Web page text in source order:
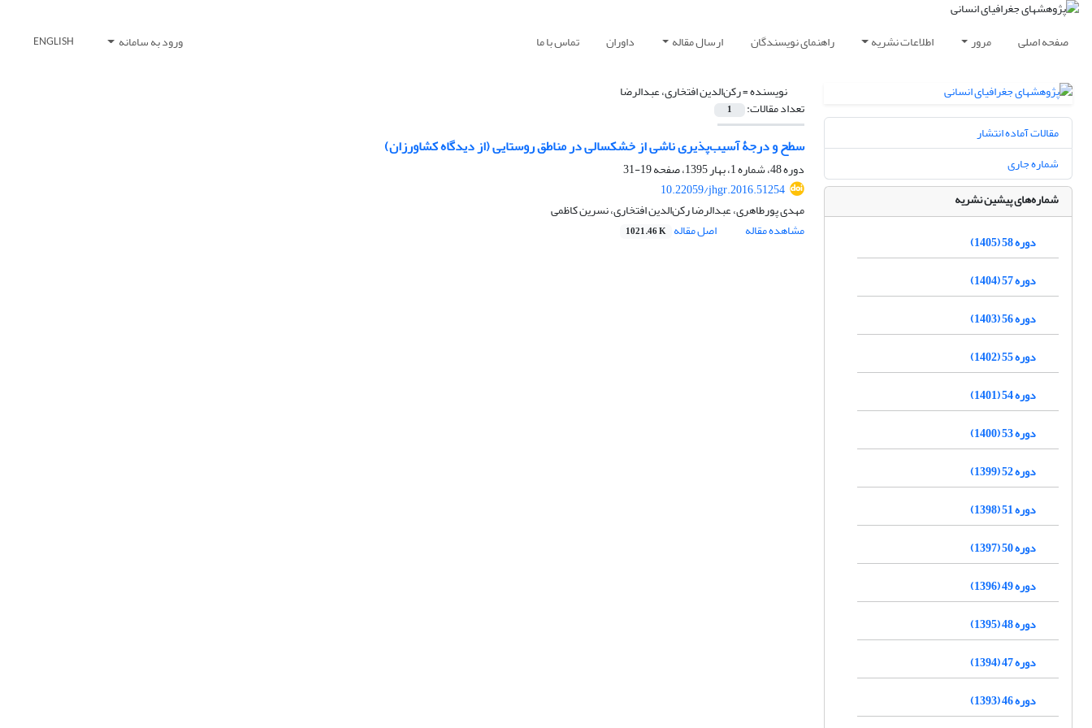
صفحه اصلی مرور اطلاعات نشریه راهنمای نویسندگان ارسال مقاله داوران تماس با ما ورود به سامانه ENGLISH
نویسنده =رکن‌الدین افتخاری، عبدالرضا
تعداد مقالات: 1
سطح و درجۀ آسیب‌پذیری ناشی از خشکسالی در مناطق روستایی (از دیدگاه کشاورزان)
دوره 48، شماره 1، بهار 1395، صفحه
19-31
10.22059/jhgr.2016.51254
مهدی پورطاهری، عبدالرضا رکن‌الدین افتخاری، نسرین کاظمی
مشاهده مقاله
اصل مقاله 1021.46 K
مقالات آماده انتشار
شماره جاری
شماره‌های پیشین نشریه
دوره 58 (1405)
دوره 57 (1404)
دوره 56 (1403)
دوره 55 (1402)
دوره 54 (1401)
دوره 53 (1400)
دوره 52 (1399)
دوره 51 (1398)
دوره 50 (1397)
دوره 49 (1396)
دوره 48 (1395)
دوره 47 (1394)
دوره 46 (1393)